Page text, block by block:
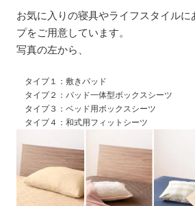
お気に入りの寝具やライフスタイルに
プをご用意しています。
写真の左から、
タイプ１：敷きパッド
タイプ２：パッド一体型ボックスシーツ
タイプ３：ベッド用ボックスシーツ
タイプ４：和式用フィットシーツ